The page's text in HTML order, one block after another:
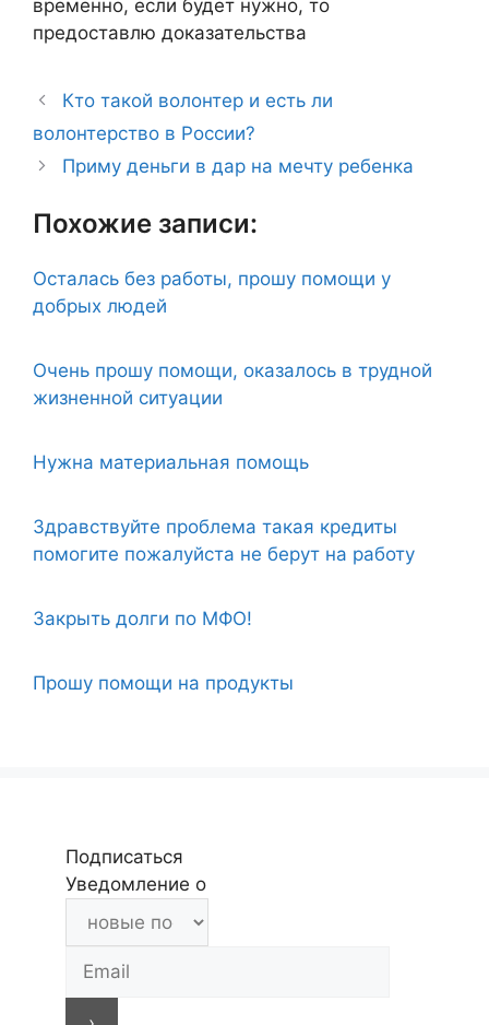
временно, если будет нужно, то
предоставлю доказательства
Кто такой волонтер и есть ли
волонтерство в России?
Приму деньги в дар на мечту ребенка
Похожие записи:
Осталась без работы, прошу помощи у
добрых людей
Очень прошу помощи, оказалось в трудной
жизненной ситуации
Нужна материальная помощь
Здравствуйте проблема такая кредиты
помогите пожалуйста не берут на работу
Закрыть долги по МФО!
Прошу помощи на продукты
Подписаться
Уведомление о